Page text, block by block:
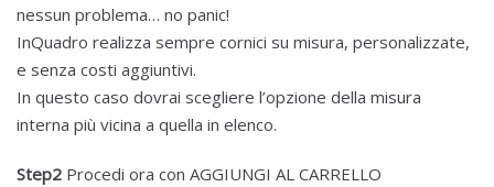
nessun problema… no panic!
InQuadro realizza sempre cornici su misura, personalizzate,
e senza costi aggiuntivi.
In questo caso dovrai scegliere l’opzione della misura
interna più vicina a quella in elenco.
Step2 Procedi ora con AGGIUNGI AL CARRELLO